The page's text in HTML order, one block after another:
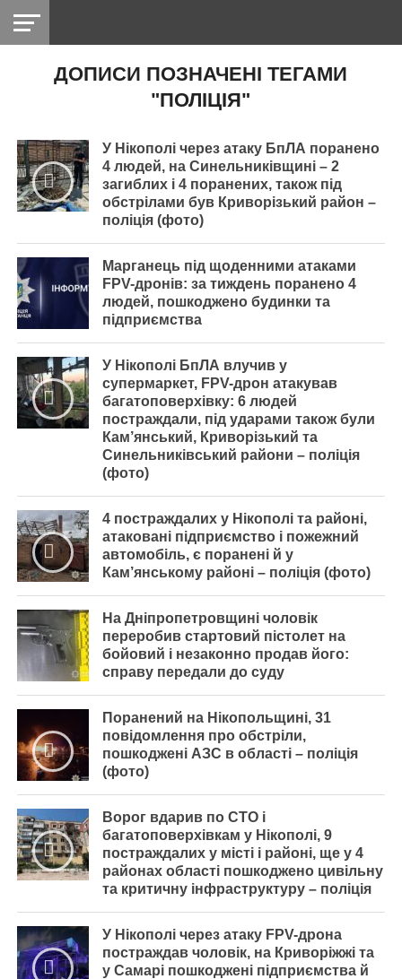
НІКОПОЛЬ
РАДІО
ДОПИСИ ПОЗНАЧЕНІ ТЕГАМИ
"ПОЛІЦІЯ"
У Нікополі через атаку БпЛА поранено
4 людей, на Синельниківщині – 2
загиблих і 4 поранених, також під
обстрілами був Криворізький район –
поліція (фото)
Марганець під щоденними атаками
FPV-дронів: за тиждень поранено 4
людей, пошкоджено будинки та
підприємства
У Нікополі БпЛА влучив у
супермаркет, FPV-дрон атакував
багатоповерхівку: 6 людей
постраждали, під ударами також були
Кам’янський, Криворізький та
Синельниківський райони – поліція
(фото)
4 постраждалих у Нікополі та районі,
атаковані підприємство і пожежний
автомобіль, є поранені й у
Кам’янському районі – поліція (фото)
На Дніпропетровщині чоловік
переробив стартовий пістолет на
бойовий і незаконно продав його:
справу передали до суду
Поранений на Нікопольщині, 31
повідомлення про обстріли,
пошкоджені АЗС в області – поліція
(фото)
Ворог вдарив по СТО і
багатоповерхівкам у Нікополі, 9
постраждалих у місті і районі, ще у 4
районах області пошкоджено цивільну
та критичну інфраструктуру – поліція
У Нікополі через атаку FPV-дрона
постраждав чоловік, на Криворіжжі та
у Самарі пошкоджені підприємства й